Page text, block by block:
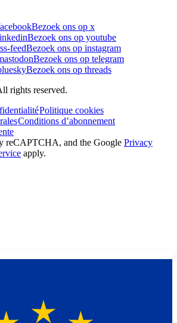
Bezoek ons op x
Bezoek ons op youtube
feedBezoek ons op instagram
Bezoek ons op telegram
Bezoek ons op threads
rights reserved.
Politique cookies
Conditions d’abonnement
reCAPTCHA, and the Google Privacy
apply.